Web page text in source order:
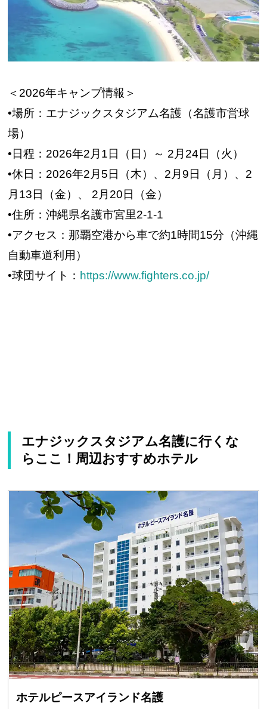
＜2026年キャンプ情報＞
•場所：エナジックスタジアム名護（名護市営球
場）
•日程：2026年2月1日（日）～ 2月24日（火）
•休日：2026年2月5日（木）、2月9日（月）、2
月13日（金）、 2月20日（金）
•住所：沖縄県名護市宮里2-1-1
•アクセス：那覇空港から車で約1時間15分（沖縄
自動車道利用）
•球団サイト： https://www.fighters.co.jp/
エナジックスタジアム名護に行くな
らここ！周辺おすすめホテル
ホテルピースアイランド名護